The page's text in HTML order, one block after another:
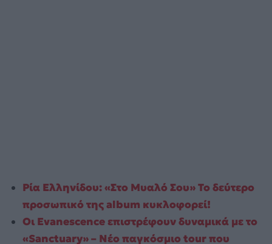
Ρία Ελληνίδου: «Στο Μυαλό Σου» Το δεύτερο
προσωπικό της album κυκλοφορεί!
Οι Evanescence επιστρέφουν δυναμικά με το
«Sanctuary» – Νέο παγκόσμιο tour που